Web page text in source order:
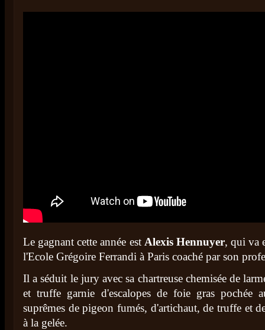
Le gagnant cette année est Alexis Hennuyer, qui va
l'Ecole Grégoire Ferrandi à Paris coaché par son
Il a séduit le jury avec sa chartreuse chemisée de
et truffe garnie d'escalopes de foie gras pochée
suprêmes de pigeon fumés, d'artichaut, de truffe et
à la gelée.